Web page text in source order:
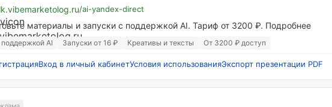
lk.vibemarketolog.ru/ai-yandex-direct
материалы и запуски с поддержкой AI. Тариф от 3200 ₽. Подробнее
AI Запуски от 16 ₽ Креативы и тексты От 3200 ₽ доступ
Вход в личный кабинетУсловия использованияЭкспорт презентации PDF